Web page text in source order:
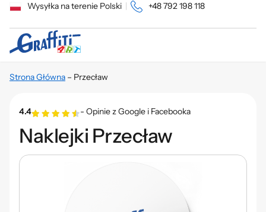
Wysyłka na terenie Polski | +48 792 198 118
Strona Główna – Przecław
4.4 - Opinie z Google i Facebooka
Naklejki Przecław